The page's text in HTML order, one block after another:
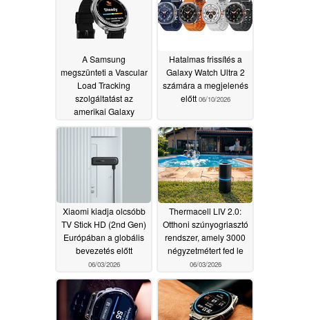
A Samsung
megszünteti a Vascular
Load Tracking
szolgáltatást az
amerikai Galaxy
számára07/02/2026
Hatalmas frissítés a
Galaxy Watch Ultra 2
számára a megjelenés
előtt 06/10/2026
Xiaomi kiadja olcsóbb
TV Stick HD (2nd Gen)
Európában a globális
bevezetés előtt
06/03/2026
Thermacell LIV 2.0:
Otthoni szúnyogriasztó
rendszer, amely 3000
négyzetmétert fed le
06/03/2026